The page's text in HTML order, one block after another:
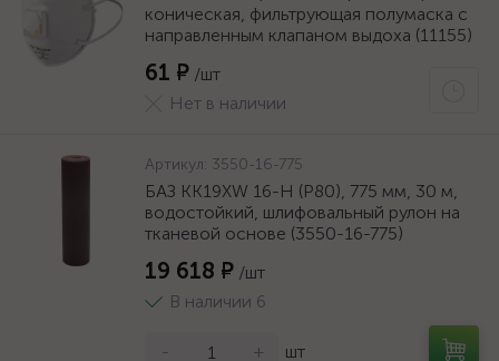
коническая, фильтрующая полумаска с
направленным клапаном выдоха (11155)
61 ₽ /шт
Нет в наличии
Артикул: 3550-16-775
БАЗ KK19XW 16-H (Р80), 775 мм, 30 м,
водостойкий, шлифовальный рулон на
тканевой основе (3550-16-775)
19 618 ₽ /шт
В наличии 6
- + шт